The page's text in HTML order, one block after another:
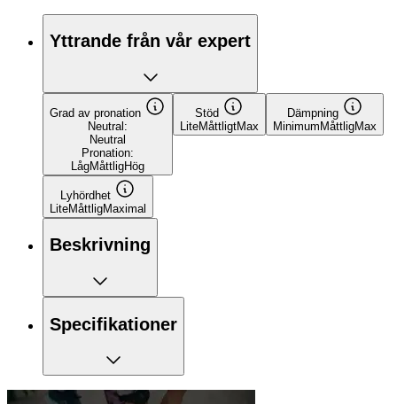
Yttrande från vår expert
Grad av pronation
Neutral:
Neutral
Pronation:
LågMåttligHög
Stöd
LiteMåttligtMax
Dämpning
Minimum MåttligMax
Lyhördhet
LiteMåttligMaximal
Beskrivning
Specifikationer